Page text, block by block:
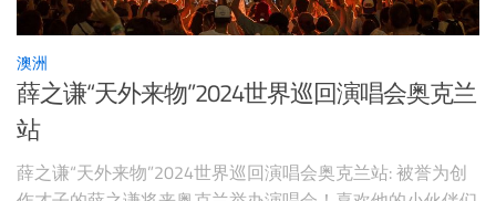
澳洲
薛之谦“天外来物”2024世界巡回演唱会奥克兰
站
薛之谦“天外来物”2024世界巡回演唱会奥克兰站: 被誉为创